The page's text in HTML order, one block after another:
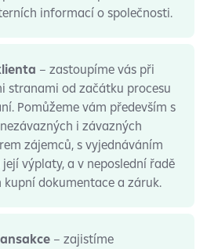
informací o společnosti.
– zastoupíme vás při
stranami od začátku procesu
Pomůžeme vám především s
i závazných
zájemců, s vyjednáváním
výplaty, a v neposlední řadě
kupní dokumentace a záruk.
– zajistíme